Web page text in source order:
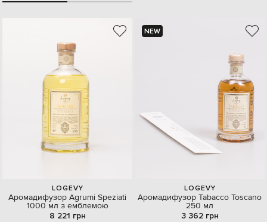
LOGEVY
Аромадифузор Agrumi Speziati
1000 мл з емблемою
8 221 грн
NEW
LOGEVY
Аромадифузор Tabacco Toscano
250 мл
3 362 грн